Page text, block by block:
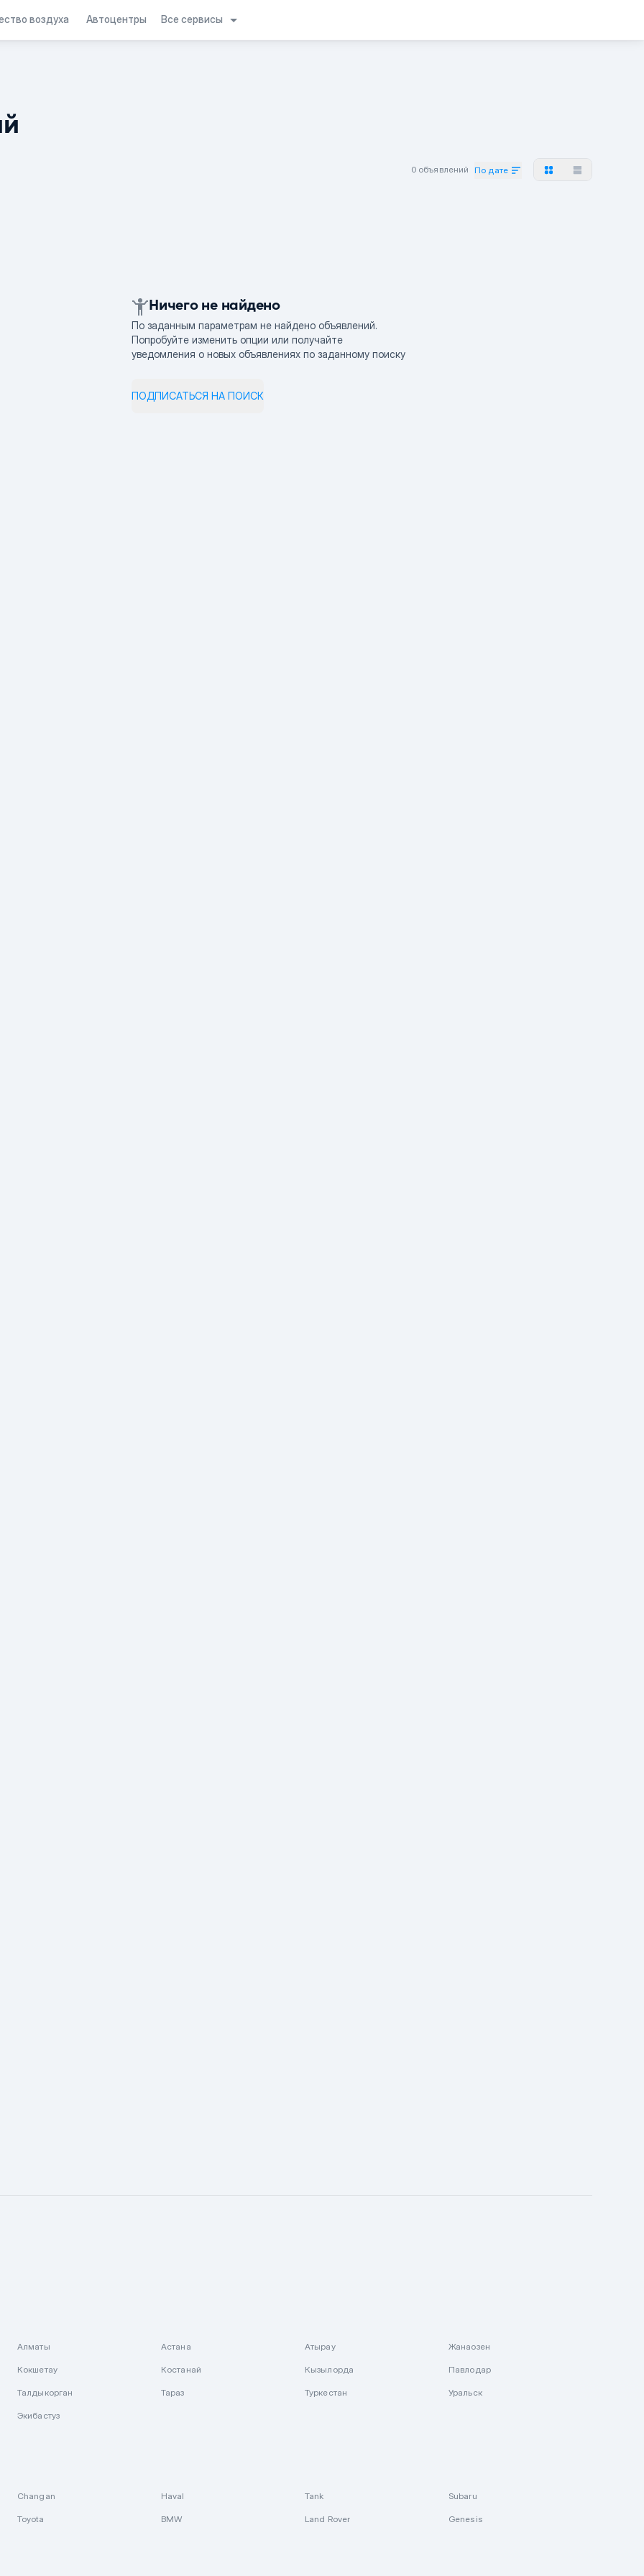
воздуха Автоцентры Все сервисы
0 объявлений По дате
Ничего не найдено
По заданным параметрам не найдено объявлений.
Попробуйте изменить опции или получайте
уведомления о новых объявлениях по заданному поиску
ПОДПИСАТЬСЯ НА ПОИСК
Алматы Астана Атырау Жанаозен
Кокшетау Костанай Кызылорда Павлодар
Талдыкорган Тараз Туркестан Уральск
Экибастуз
Changan Haval Tank Subaru
Toyota BMW Land Rover Genesis